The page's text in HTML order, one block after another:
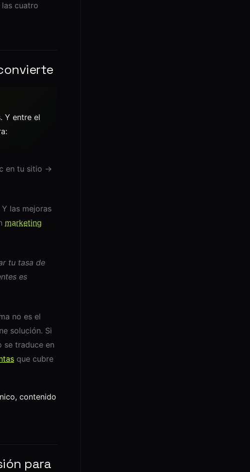
cuatro
Y entre el
en tu sitio →
las mejoras
marketing
tu tasa de
es
no es el
solución. Si
se traduce en
que cubre
contenido
para